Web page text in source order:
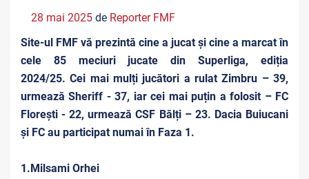
28 mai 2025 de Reporter FMF
Site-ul FMF vă prezintă cine a jucat și cine a marcat în
cele 85 meciuri jucate din Superliga, ediția
2024/25. Cei mai mulți jucători a rulat Zimbru – 39,
urmează Sheriff - 37, iar cei mai puțin a folosit – FC
Florești - 22, urmează CSF Bălți – 23. Dacia Buiucani
și FC au participat numai în Faza 1.
1.Milsami Orhei